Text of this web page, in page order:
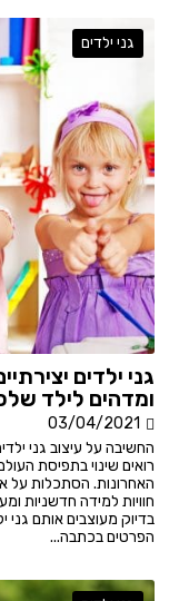
גני ילדים
גני ילדים
ומדהים לילד
03/04/2021
החשיבה על עיצוב גני
רואים שינוי בתפיסת
האחרונות. הסתכלות על
חוויות למידה חדשניות
בדיוק מעוצבים אותם גני
הפרטים בכתבה...